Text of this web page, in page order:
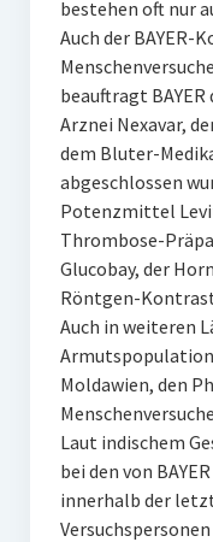
bestehen oft nur
Auch der BAYER-
beauftragt
Arznei Nexavar,
dem Bluter-
abgeschlossen
Potenzmittel
Thrombose-
Glucobay, der
Röntgen-
Auch in weiteren
Moldawien, den
Laut indischem
bei den von
innerhalb der